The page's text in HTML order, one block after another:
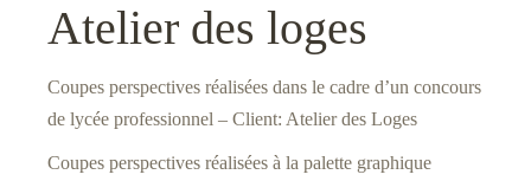
Atelier des loges
Coupes perspectives réalisées dans le cadre d’un concours
de lycée professionnel – Client: Atelier des Loges
Coupes perspectives réalisées à la palette graphique